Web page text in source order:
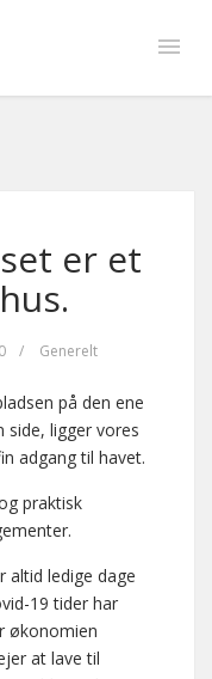
er et
/ Generelt
på den ene
side, ligger vores
adgang til havet.
praktisk
altid ledige dage
19 tider har
økonomien
at lave til